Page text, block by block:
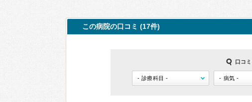
この病院の口コミ (17件)
口コ